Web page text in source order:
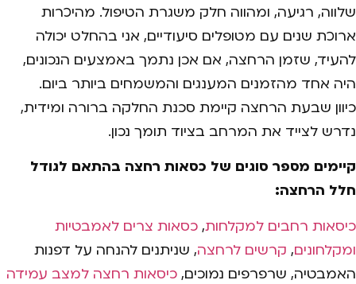
שלווה, רגיעה, ומהווה חלק משגרת הטיפול. מהיכרות
ארוכת שנים עם מטופלים סיעודיים, אני בהחלט יכולה
להעיד, שזמן הרחצה, אם אכן נתמך באמצעים הנכונים,
היה אחד מהזמנים המענגים והמשמחים ביותר ביום.
כיוון שבעת הרחצה קיימת סכנת החלקה ברורה ומידית,
נדרש לצייד את המרחב בציוד תומך נכון.
קיימים מספר סוגים של כסאות רחצה בהתאם לגודל
חלל הרחצה:
כיסאות רחבים למקלחות, כסאות צרים לאמבטיות
ומקלחונים, קרשים לרחצה, שניתנים להנחה על דפנות
האמבטיה, שרפרפים נמוכים, כיסאות רחצה למצב עמידה